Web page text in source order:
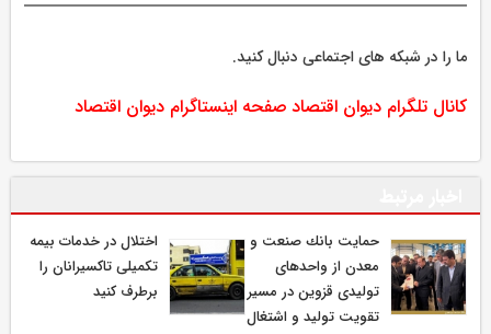
ما را در شبکه های اجتماعی دنبال کنید.
کانال تلگرام دیوان اقتصاد صفحه اینستاگرام دیوان اقتصاد
حمایت بانك صنعت و
معدن از واحدهای
تولیدی قزوین در مسیر
تقویت تولید و اشتغال
اختلال در خدمات بیمه
تکمیلی تاکسیرانان را
برطرف کنید